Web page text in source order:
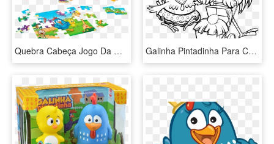
Quebra Cabeça Jogo Da Memória Galinha Pintadinha Elka - Quebra Cabeça Da Galinha Pintadinha, HD Png Download Galinha Pintadinha Para Colorir Galinha Pintadinha - Galinha Pintadinha Para Colorir, HD Png Download